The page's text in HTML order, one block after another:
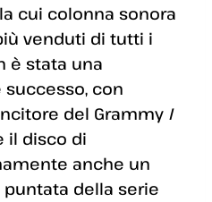
la cui colonna sonora
venduti di tutti i
è stata una
con
del Grammy I
il disco di
anche un
della serie